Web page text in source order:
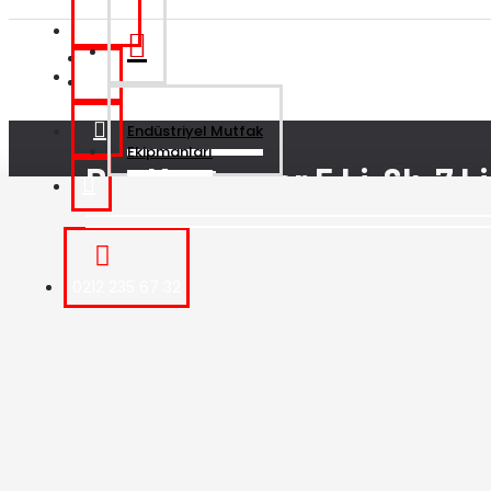
İletişim
Endüstriyel Mutfak
Ekipmanları
Bar Konteyner,5 Li, 6lı ,7 Li,
Bar Konteyner,5 Li, 6lı ,7